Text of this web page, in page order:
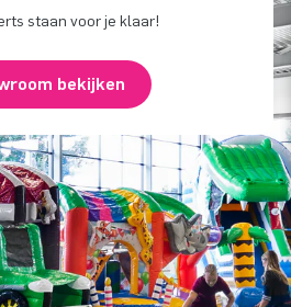
staan voor je klaar!
bekijken